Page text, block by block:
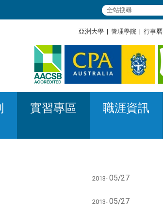
亞洲大學 | 管理學院 | 行事曆
實習專區 職涯資訊
2013- 05/27
2013- 05/27